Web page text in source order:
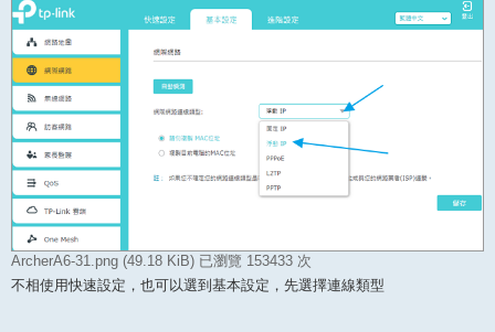
ArcherA6-31.png (49.18 KiB) 已瀏覽 153433 次
不相使用快速設定，也可以選到基本設定，先選擇連線類型